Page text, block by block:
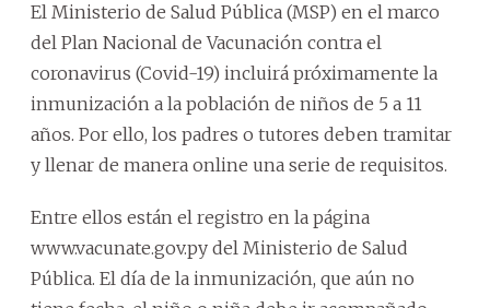
El Ministerio de Salud Pública (MSP) en el marco
del Plan Nacional de Vacunación contra el
coronavirus (Covid-19) incluirá próximamente la
inmunización a la población de niños de 5 a 11
años. Por ello, los padres o tutores deben tramitar
y llenar de manera online una serie de requisitos.
Entre ellos están el registro en la página
www.vacunate.gov.py del Ministerio de Salud
Pública. El día de la inmunización, que aún no